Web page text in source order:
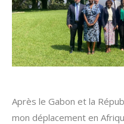
Après le Gabon et la
mon déplacement en